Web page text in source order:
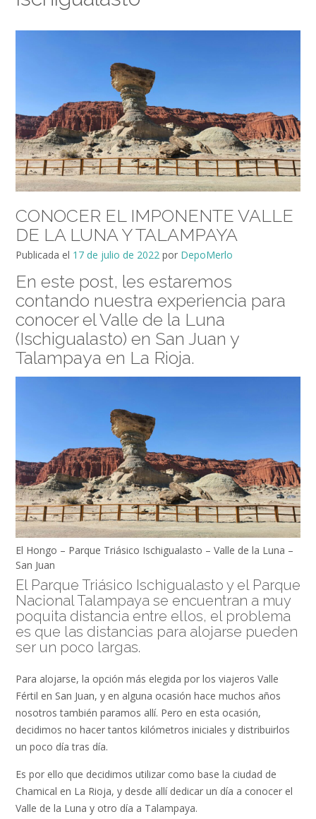
CONOCER EL IMPONENTE VALLE
DE LA LUNA Y TALAMPAYA
Publicada el 17 de julio de 2022 por DepoMerlo
En este post, les estaremos
contando nuestra experiencia para
conocer el Valle de la Luna
(Ischigualasto) en San Juan y
Talampaya en La Rioja.
El Hongo – Parque Triásico Ischigualasto – Valle de la Luna –
San Juan
El Parque Triásico Ischigualasto y el Parque
Nacional Talampaya se encuentran a muy
poquita distancia entre ellos, el problema
es que las distancias para alojarse pueden
ser un poco largas.
Para alojarse, la opción más elegida por los viajeros Valle
Fértil en San Juan, y en alguna ocasión hace muchos años
nosotros también paramos allí. Pero en esta ocasión,
decidimos no hacer tantos kilómetros iniciales y distribuirlos
un poco día tras día.
Es por ello que decidimos utilizar como base la ciudad de
Chamical en La Rioja, y desde allí dedicar un día a conocer el
Valle de la Luna y otro día a Talampaya.